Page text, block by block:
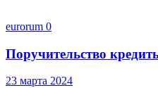
eurorum 0
Поручительство
23 марта 2024